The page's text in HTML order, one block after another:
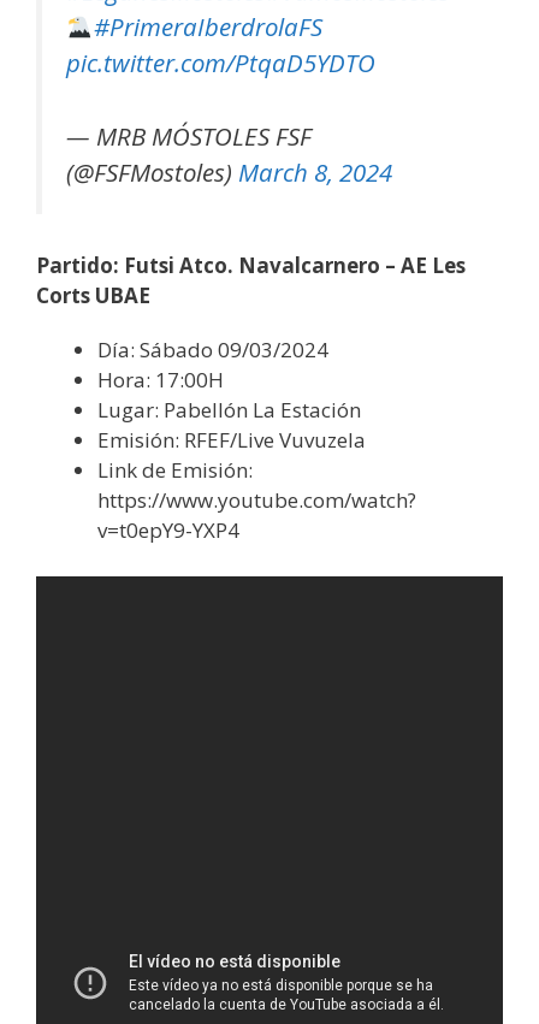
#PrimeraIberdrolaFS
pic.twitter.com/PtqaD5YDTO
— MRB MÓSTOLES FSF
(@FSFMostoles) March 8, 2024
Partido: Futsi Atco. Navalcarnero – AE Les
Corts UBAE
Día: Sábado 09/03/2024
Hora: 17:00H
Lugar: Pabellón La Estación
Emisión: RFEF/Live Vuvuzela
Link de Emisión:
https://www.youtube.com/watch?
v=t0epY9-YXP4